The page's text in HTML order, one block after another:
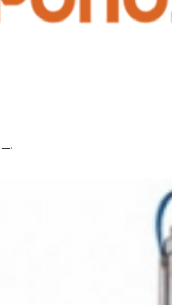
—›